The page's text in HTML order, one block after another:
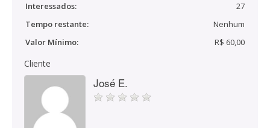
Interessados:
27
Tempo restante:
Nenhum
Valor Mínimo:
R$ 60,00
Cliente
José E.